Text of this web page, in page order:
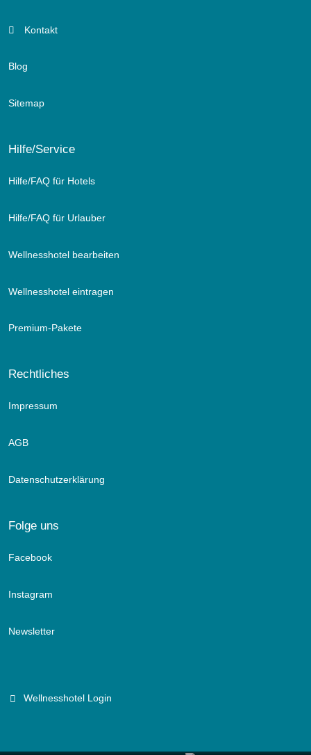
Kontakt
Blog
Sitemap
Hilfe/Service
Hilfe/FAQ für Hotels
Hilfe/FAQ für Urlauber
Wellnesshotel bearbeiten
Wellnesshotel eintragen
Premium-Pakete
Rechtliches
Impressum
AGB
Datenschutzerklärung
Folge uns
Facebook
Instagram
Newsletter
Wellnesshotel Login